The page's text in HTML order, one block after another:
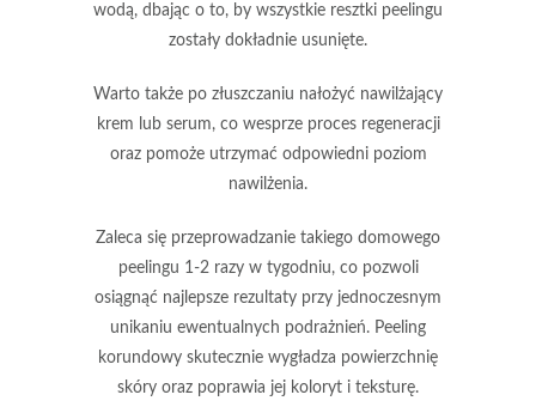
wodą, dbając o to, by wszystkie resztki peelingu
zostały dokładnie usunięte.
Warto także po złuszczaniu nałożyć nawilżający
krem lub serum, co wesprze proces regeneracji
oraz pomoże utrzymać odpowiedni poziom
nawilżenia.
Zaleca się przeprowadzanie takiego domowego
peelingu 1-2 razy w tygodniu, co pozwoli
osiągnąć najlepsze rezultaty przy jednoczesnym
unikaniu ewentualnych podrażnień. Peeling
korundowy skutecznie wygładza powierzchnię
skóry oraz poprawia jej koloryt i teksturę.